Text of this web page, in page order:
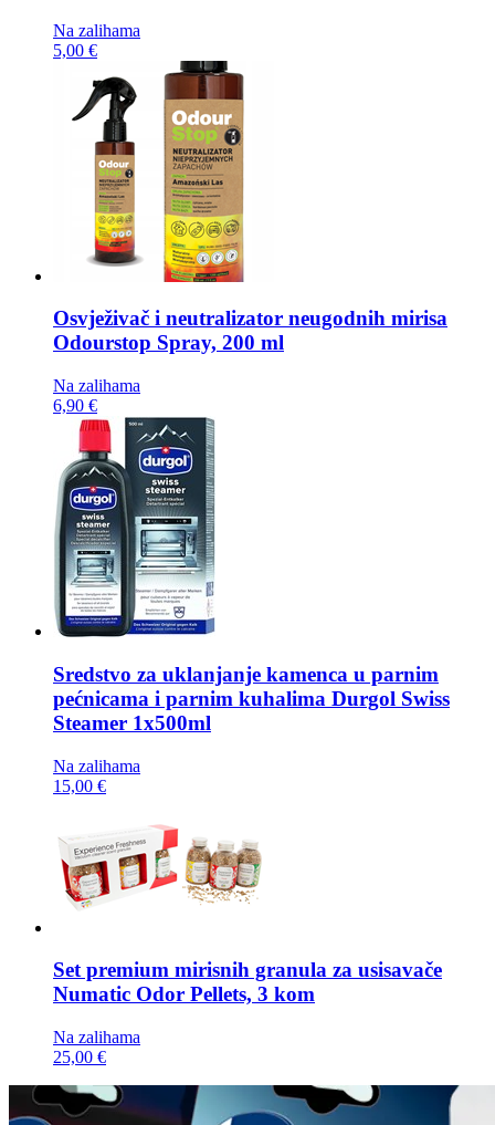
Na zalihama
5,00 €
Osvježivač i neutralizator neugodnih mirisa
Odourstop Spray, 200 ml
Na zalihama
6,90 €
Sredstvo za uklanjanje kamenca u parnim
pećnicama i parnim kuhalima Durgol Swiss
Steamer 1x500ml
Na zalihama
15,00 €
Set premium mirisnih granula za usisavače
Numatic Odor Pellets, 3 kom
Na zalihama
25,00 €